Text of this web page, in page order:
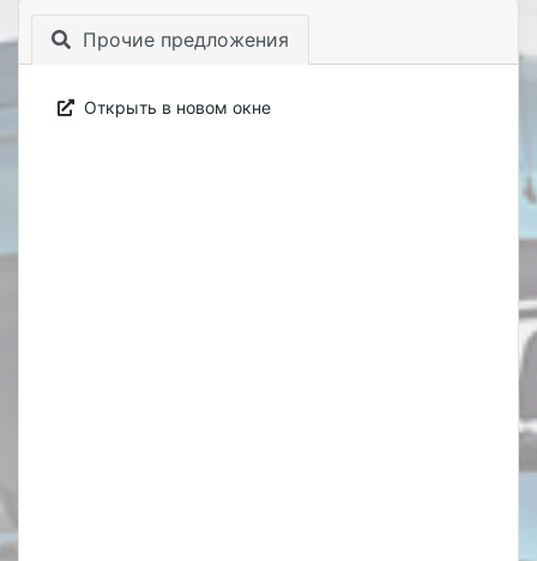
Прочие предложения
Открыть в новом окне